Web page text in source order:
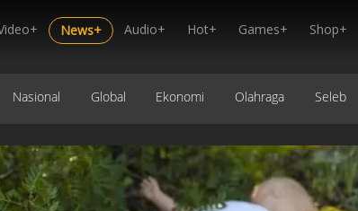
News+ Audio+ Hot+ Games+ Shop+
Nasional Global Ekonomi Olahraga Seleb